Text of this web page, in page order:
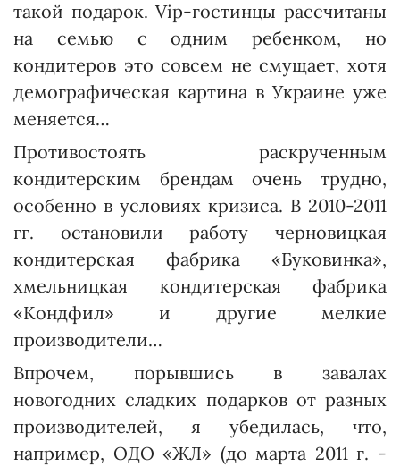
такой подарок. Vip-гостинцы рассчитаны
на семью с одним ребенком, но
кондитеров это совсем не смущает, хотя
демографическая картина в Украине уже
меняется…
Противостоять раскрученным
кондитерским брендам очень трудно,
особенно в условиях кризиса. В 2010-2011
гг. остановили работу черновицкая
кондитерская фабрика «Буковин­ка»,
хмельницкая кондитерская фабрика
«Кондфил» и другие мелкие
производители…
Впрочем, порывшись в завалах
новогодних сладких подарков от разных
производителей, я убедилась, что,
например, ОДО «ЖЛ» (до марта 2011 г. -